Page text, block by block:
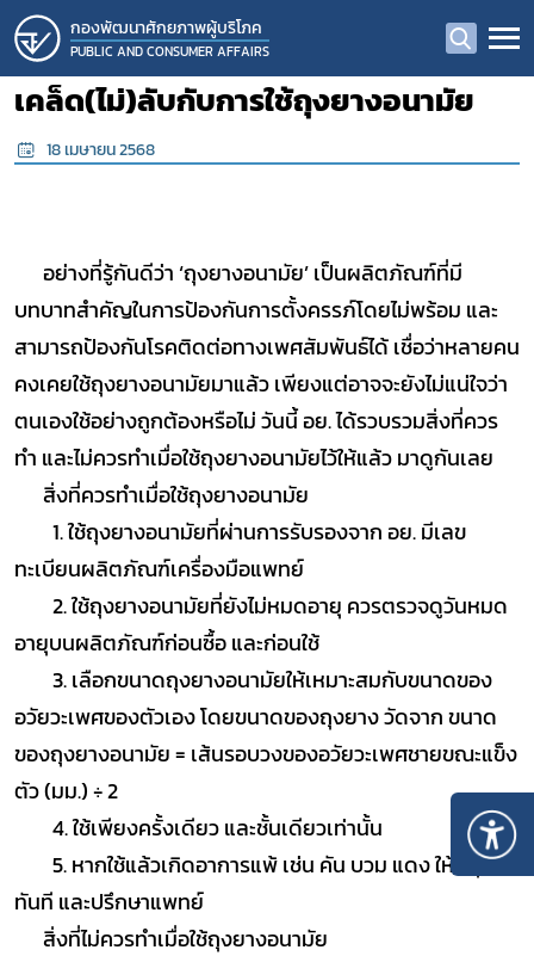
กองพัฒนาศักยภาพผู้บริโภค
PUBLIC AND CONSUMER AFFAIRS
เคล็ด(ไม่)ลับกับการใช้ถุงยางอนามัย
18 เมษายน 2568
อย่างที่รู้กันดีว่า ‘ถุงยางอนามัย’ เป็นผลิตภัณฑ์ที่มี
บทบาทสำคัญในการป้องกันการตั้งครรภ์โดยไม่พร้อม และ
สามารถป้องกันโรคติดต่อทางเพศสัมพันธ์ได้ เชื่อว่าหลายคน
คงเคยใช้ถุงยางอนามัยมาแล้ว เพียงแต่อาจจะยังไม่แน่ใจว่า
ตนเองใช้อย่างถูกต้องหรือไม่ วันนี้ อย. ได้รวบรวมสิ่งที่ควร
ทำ และไม่ควรทำเมื่อใช้ถุงยางอนามัยไว้ให้แล้ว มาดูกันเลย
สิ่งที่ควรทำเมื่อใช้ถุงยางอนามัย
1. ใช้ถุงยางอนามัยที่ผ่านการรับรองจาก อย. มีเลข
ทะเบียนผลิตภัณฑ์เครื่องมือแพทย์
2. ใช้ถุงยางอนามัยที่ยังไม่หมดอายุ ควรตรวจดูวันหมด
อายุบนผลิตภัณฑ์ก่อนซื้อ และก่อนใช้
3. เลือกขนาดถุงยางอนามัยให้เหมาะสมกับขนาดของ
อวัยวะเพศของตัวเอง โดยขนาดของถุงยาง วัดจาก ขนาด
ของถุงยางอนามัย = เส้นรอบวงของอวัยวะเพศชายขณะแข็ง
ตัว (มม.) ÷ 2
4. ใช้เพียงครั้งเดียว และชั้นเดียวเท่านั้น
5. หากใช้แล้วเกิดอาการแพ้ เช่น คัน บวม แดง ให้หยุดใช้
ทันที และปรึกษาแพทย์
สิ่งที่ไม่ควรทำเมื่อใช้ถุงยางอนามัย